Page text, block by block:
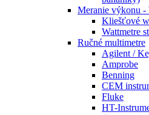
Meranie výkonu -
Kliešťové
Wattmetre
Ručné multimetre
Agilent /
Amprobe
Benning
CEM
Fluke
HT-